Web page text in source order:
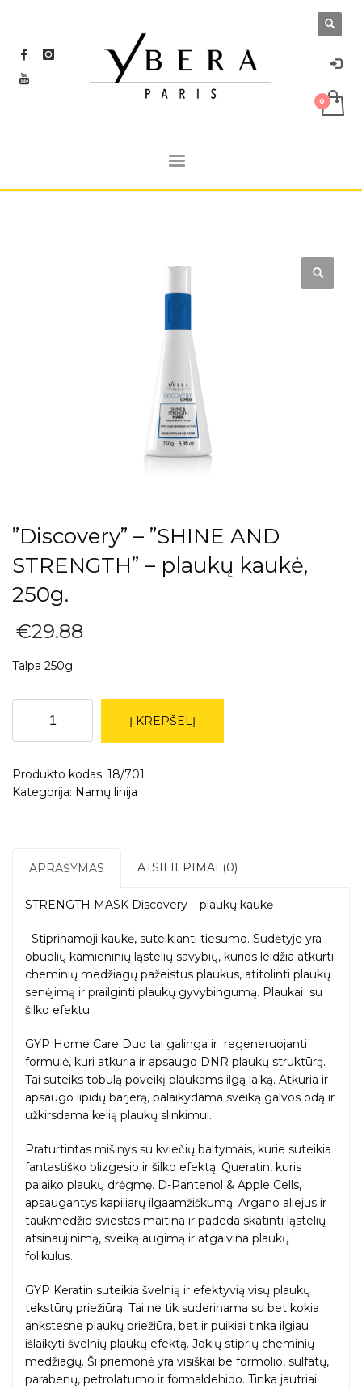
”Discovery” – ”SHINE AND
STRENGTH” – plaukų kaukė,
250g.
€29.88
Talpa 250g.
''Discovery''
''SHINE
AND
kaukė,
Į KREPŠELĮ
Produkto kodas: 18/701
Kategorija: Namų linija
APRAŠYMAS ATSILIEPIMAI (0)
STRENGTH MASK Discovery – plaukų kaukė
Stiprinamoji kaukė, suteikianti tiesumo. Sudėtyje yra
obuolių kamieninių ląstelių savybių, kurios leidžia atkurti
cheminių medžiagų pažeistus plaukus, atitolinti plaukų
senėjimą ir prailginti plaukų gyvybingumą. Plaukai su
šilko efektu.
GYP Home Care Duo tai galinga ir regeneruojanti
formulė, kuri atkuria ir apsaugo DNR plaukų struktūrą.
Tai suteiks tobulą poveikį plaukams ilgą laiką. Atkuria ir
apsaugo lipidų barjerą, palaikydama sveiką galvos odą ir
užkirsdama kelią plaukų slinkimui.
Praturtintas mišinys su kviečių baltymais, kurie suteikia
fantastiško blizgesio ir šilko efektą. Queratin, kuris
palaiko plaukų drėgmę. D-Pantenol & Apple Cells,
apsaugantys kapiliarų ilgaamžiškumą. Argano aliejus ir
taukmedžio sviestas maitina ir padeda skatinti ląstelių
atsinaujinimą, sveiką augimą ir atgaivina plaukų
folikulus.
GYP Keratin suteikia švelnią ir efektyvią visų plaukų
tekstūrų priežiūrą. Tai ne tik suderinama su bet kokia
ankstesne plaukų priežiūra, bet ir puikiai tinka ilgiau
išlaikyti švelnių plaukų efektą. Jokių stiprių cheminių
medžiagų. Ši priemonė yra visiškai be formolio, sulfatų,
parabenų, petrolatumo ir formaldehido. Tinka jautriai